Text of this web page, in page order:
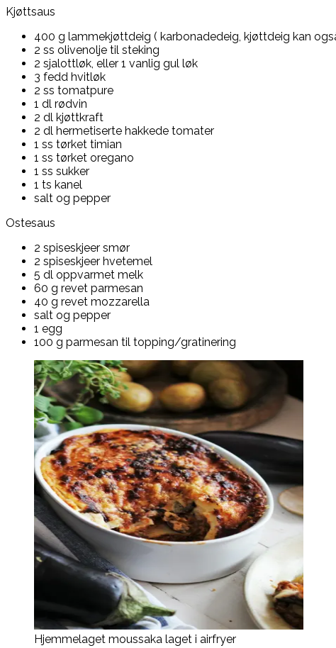
Kjøttsaus
400 g lammekjøttdeig ( karbonadedeig, kjøttdeig kan
2 ss olivenolje til steking
2 sjalottløk, eller 1 vanlig gul løk
3 fedd hvitløk
2 ss tomatpure
1 dl rødvin
2 dl kjøttkraft
2 dl hermetiserte hakkede tomater
1 ss tørket timian
1 ss tørket oregano
1 ss sukker
1 ts kanel
salt og pepper
Ostesaus
2 spiseskjeer smør
2 spiseskjeer hvetemel
5 dl oppvarmet melk
60 g revet parmesan
40 g revet mozzarella
salt og pepper
1 egg
100 g parmesan til topping/gratinering
Hjemmelaget moussaka laget i airfryer